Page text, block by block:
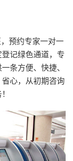
预约专家一对一
记绿色通道，专
条方便、快捷、
心，从初期咨询